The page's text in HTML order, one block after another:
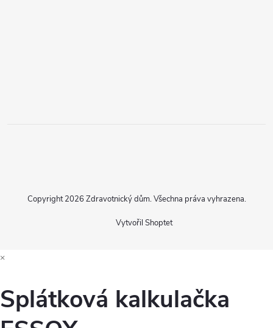
Vytvořil Shoptet
Copyright 2026 Zdravotnický dům. Všechna práva vyhrazena.
×
Splátková kalkulačka